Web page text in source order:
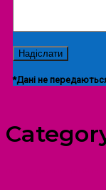
*Дані не